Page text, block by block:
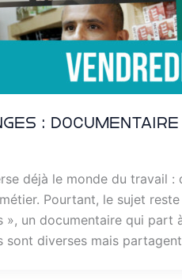
:
déjà le monde du travail
Pourtant, le sujet
», un documentaire qui
sont diverses mais